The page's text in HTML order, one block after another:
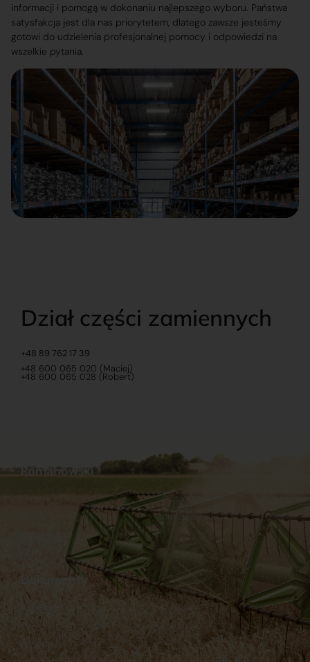
informacji i pomogą w dokonaniu najlepszego wyboru. Państwa
satysfakcja jest dla nas priorytetem, dlatego zawsze jesteśmy
gotowi do udzielenia profesjonalnej pomocy i odpowiedzi na
wszelkie pytania.
Dział części zamiennych
+48 89 762 17 39
+48 600 065 020 (Maciej)
+48 600 065 028 (Robert)
Dokumenty
Regulamin
Polityka prywatności
Reklamacje i zwroty
Dostawy
Płatności
Romanowski
Sklep internetowy
Praca
Ubezpieczenia